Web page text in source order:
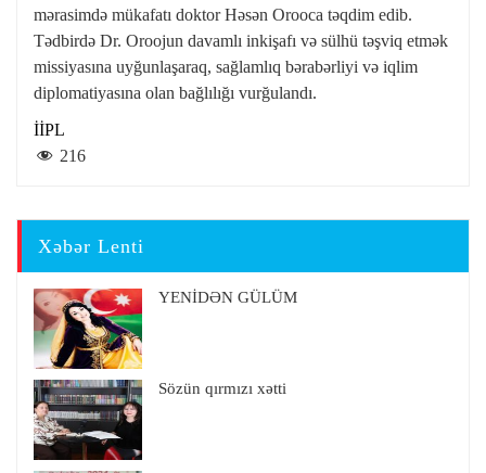
mərasimdə mükafatı doktor Həsən Orooca təqdim edib.
Tədbirdə Dr. Oroojun davamlı inkişafı və sülhü təşviq etmək
missiyasına uyğunlaşaraq, sağlamlıq bərabərliyi və iqlim
diplomatiyasına olan bağlılığı vurğulandı.
İİPL
216
Xəbər Lenti
YENİDƏN GÜLÜM
Sözün qırmızı xətti